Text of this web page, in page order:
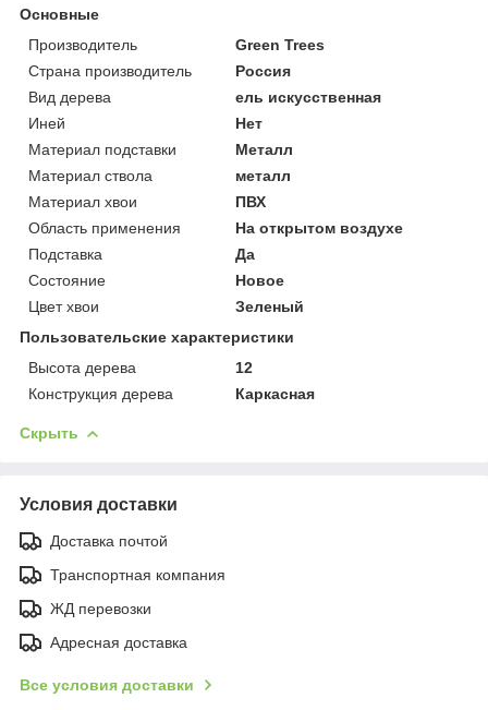
Основные
Производитель
Green Trees
Страна производитель
Россия
Вид дерева
ель искусственная
Иней
Нет
Материал подставки
Металл
Материал ствола
металл
Материал хвои
ПВХ
Область применения
На открытом воздухе
Подставка
Да
Состояние
Новое
Цвет хвои
Зеленый
Пользовательские характеристики
Высота дерева
12
Конструкция дерева
Каркасная
Скрыть
Условия доставки
Доставка почтой
Транспортная компания
ЖД перевозки
Адресная доставка
Все условия доставки